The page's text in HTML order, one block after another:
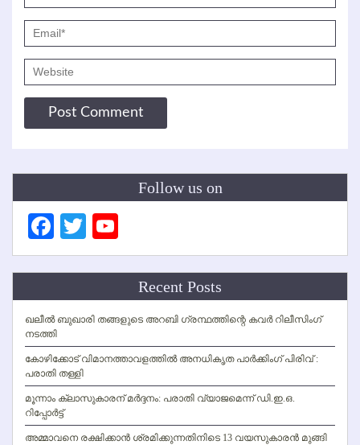
Follow us on
Facebook
Twitter
Channel
Recent Posts
ഖലീല്‍ ബുഖാരി തങ്ങളുടെ അറബി ഗ്രന്ഥത്തിന്റെ കവര്‍ റിലീസിംഗ്
നടത്തി
കോഴിക്കോട് വിമാനത്താവളത്തില്‍ അനധികൃത പാര്‍ക്കിംഗ് പിരിവ് :
പരാതി തള്ളി
മൂന്നാം ക്ലാസുകാരന് മര്‍ദ്ദനം: പരാതി വ്യാജമെന്ന് ഡി.ഇ.ഒ.
റിപ്പോര്‍ട്ട്
അമ്മാവനെ രക്ഷിക്കാന്‍ ശ്രമിക്കുന്നതിനിടെ 13 വയസുകാരന്‍ മുങ്ങി